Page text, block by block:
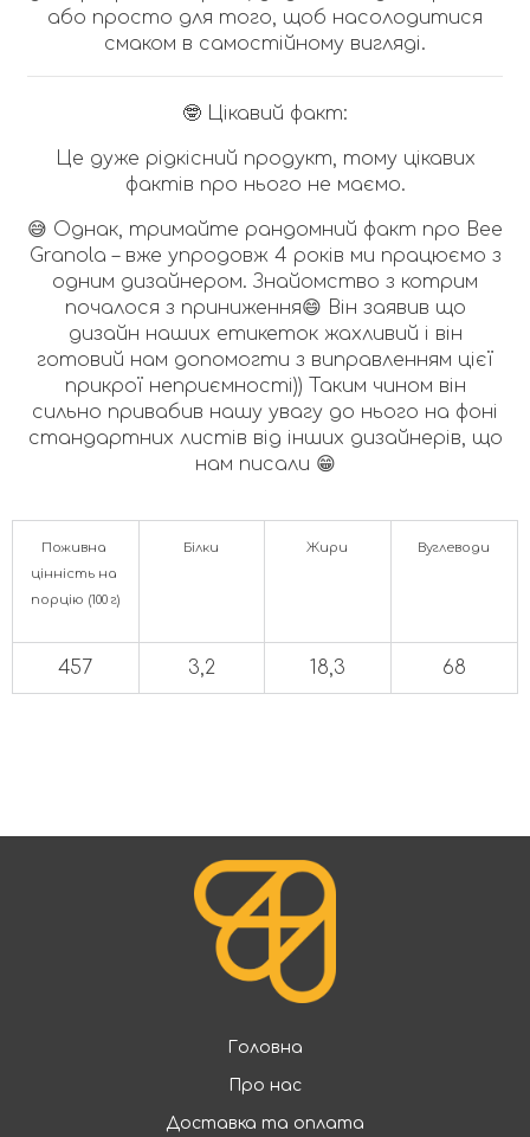
або просто для того, щоб насолодитися
смаком в самостійному вигляді.
🤓 Цікавий факт:
Це дуже рідкісний продукт, тому цікавих
фактів про нього не маємо.
😅 Однак, тримайте рандомний факт про Bee
Granola – вже упродовж 4 років ми працюємо з
одним дизайнером. Знайомство з котрим
почалося з приниження😄 Він заявив що
дизайн наших етикеток жахливий і він
готовий нам допомогти з виправленням цієї
прикрої неприємності)) Таким чином він
сильно привабив нашу увагу до нього на фоні
стандартних листів від інших дизайнерів, що
нам писали 😁
Поживна
цінність на
порцію (100 г)
Білки Жири Вуглеводи
457 3,2 18,3 68
Головна
Про нас
Доставка та оплата